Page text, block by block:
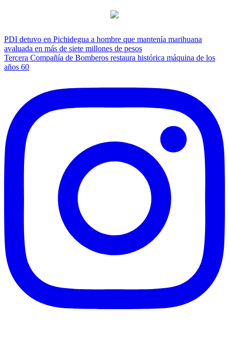
Navegación
de
entradas
PDI detuvo en Pichidegua a hombre que mantenía marihuana
avaluada en más de siete millones de pesos
Tercera Compañía de Bomberos restaura histórica máquina de los
años 60